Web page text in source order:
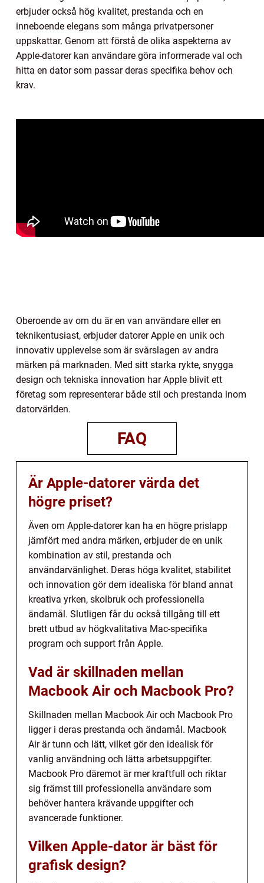
erbjuder också hög kvalitet, prestanda och en
inneboende elegans som många privatpersoner
uppskattar. Genom att förstå de olika aspekterna av
Apple-datorer kan användare göra informerade val och
hitta en dator som passar deras specifika behov och
krav.
Oberoende av om du är en van användare eller en
teknikentusiast, erbjuder datorer Apple en unik och
innovativ upplevelse som är svårslagen av andra
märken på marknaden. Med sitt starka rykte, snygga
design och tekniska innovation har Apple blivit ett
företag som representerar både stil och prestanda inom
datorvärlden.
FAQ
Är Apple-datorer värda det
högre priset?
Även om Apple-datorer kan ha en högre prislapp
jämfört med andra märken, erbjuder de en unik
kombination av stil, prestanda och
användarvänlighet. Deras höga kvalitet, stabilitet
och innovation gör dem idealiska för bland annat
kreativa yrken, skolbruk och professionella
ändamål. Slutligen får du också tillgång till ett
brett utbud av högkvalitativa Mac-specifika
program och support från Apple.
Vad är skillnaden mellan
Macbook Air och Macbook Pro?
Skillnaden mellan Macbook Air och Macbook Pro
ligger i deras prestanda och ändamål. Macbook
Air är tunn och lätt, vilket gör den idealisk för
vanlig användning och lätta arbetsuppgifter.
Macbook Pro däremot är mer kraftfull och riktar
sig främst till professionella användare som
behöver hantera krävande uppgifter och
avancerade funktioner.
Vilken Apple-dator är bäst för
grafisk design?